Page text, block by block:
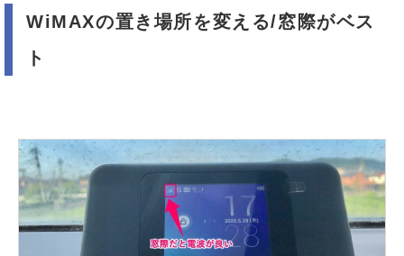
WiMAXの置き場所を変える/窓際がベス
ト